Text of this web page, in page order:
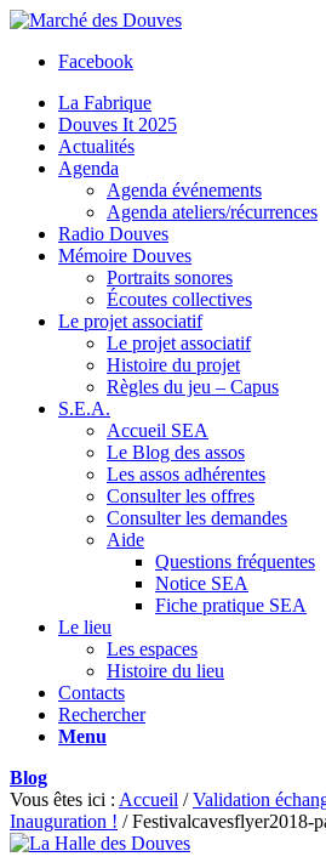
Facebook
La Fabrique
Douves It 2025
Actualités
Agenda
Agenda événements
Agenda ateliers/récurrences
Radio Douves
Mémoire Douves
Portraits sonores
Écoutes collectives
Le projet associatif
Le projet associatif
Histoire du projet
Règles du jeu – Capus
S.E.A.
Accueil SEA
Le Blog des assos
Les assos adhérentes
Consulter les offres
Consulter les demandes
Aide
Questions fréquentes
Notice SEA
Fiche pratique SEA
Le lieu
Les espaces
Histoire du lieu
Contacts
Rechercher
Menu
Blog
Vous êtes ici : Accueil / Validation
Inauguration ! / Festivalcavesflyer2018-